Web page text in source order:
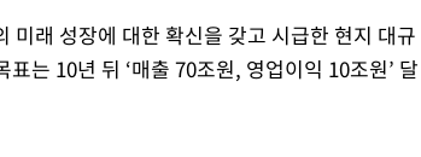
미래 성장에 대한 확신을 갖고 시급한 현지 대규
는 10년 뒤 ‘매출 70조원, 영업이익 10조원’ 달